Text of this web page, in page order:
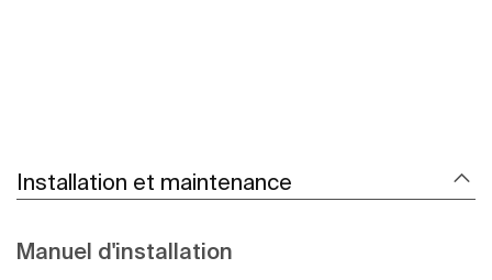
Installation et maintenance
Manuel d'installation